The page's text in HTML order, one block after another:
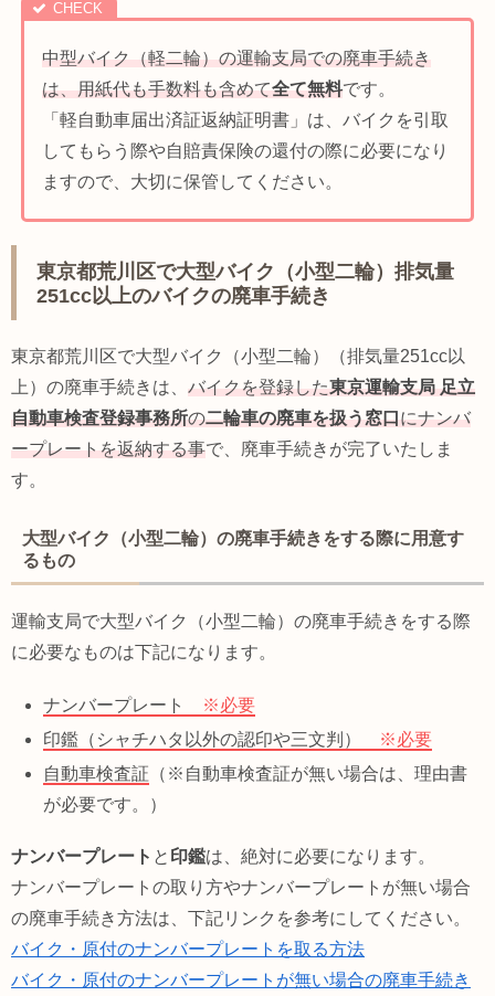
中型バイク（軽二輪）の運輸支局での廃車手続き
は、用紙代も手数料も含めて全て無料です。
「軽自動車届出済証返納証明書」は、バイクを引取
してもらう際や自賠責保険の還付の際に必要になり
ますので、大切に保管してください。
東京都荒川区で大型バイク（小型二輪）排気量
251cc以上のバイクの廃車手続き
東京都荒川区で大型バイク（小型二輪）（排気量251cc以
上）の廃車手続きは、 バイクを登録した東京運輸支局足立
自動車検査登録事務所の二輪車の廃車を扱う窓口にナンバ
ープレートを返納する事で、廃車手続きが完了いたしま
す。
大型バイク（小型二輪）の廃車手続きをする際に用意す
るもの
運輸支局で大型バイク（小型二輪）の廃車手続きをする際
に必要なものは下記になります。
ナンバープレート
※必要
印鑑（シャチハタ以外の認印や三文判）
※必要
自動車検査証 （※自動車検査証が無い場合は、理由書
が必要です。）
ナンバープレート と 印鑑は、絶対に必要になります。
ナンバープレートの取り方やナンバープレートが無い場合
の廃車手続き方法は、下記リンクを参考にしてください。
バイク・原付のナンバープレートを取る方法
バイク・原付のナンバープレートが無い場合の廃車手続き